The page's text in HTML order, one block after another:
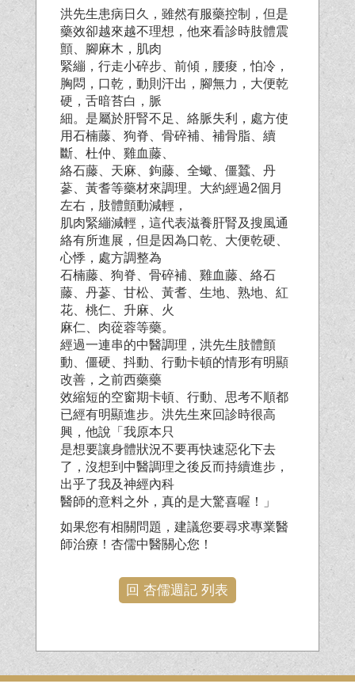
洪先生患病日久，雖然有服藥控制，但是
藥效卻越來越不理想，他來看診時肢體震
顫、腳麻木，肌肉
緊繃，行走小碎步、前傾，腰痠，怕冷，
胸悶，口乾，動則汗出，腳無力，大便乾
硬，舌暗苔白，脈
細。是屬於肝腎不足、絡脈失利，處方使
用石楠藤、狗脊、骨碎補、補骨脂、續
斷、杜仲、雞血藤、
絡石藤、天麻、鉤藤、全蠍、僵蠶、丹
蔘、黃耆等藥材來調理。大約經過2個月
左右，肢體顫動減輕，
肌肉緊繃減輕，這代表滋養肝腎及搜風通
絡有所進展，但是因為口乾、大便乾硬、
心悸，處方調整為
石楠藤、狗脊、骨碎補、雞血藤、絡石
藤、丹蔘、甘松、黃耆、生地、熟地、紅
花、桃仁、升麻、火
麻仁、肉蓯蓉等藥。
經過一連串的中醫調理，洪先生肢體顫
動、僵硬、抖動、行動卡頓的情形有明顯
改善，之前西藥藥
效縮短的空窗期卡頓、行動、思考不順都
已經有明顯進步。洪先生來回診時很高
興，他說「我原本只
是想要讓身體狀況不要再快速惡化下去
了，沒想到中醫調理之後反而持續進步，
出乎了我及神經內科
醫師的意料之外，真的是大驚喜喔！」
如果您有相關問題，建議您要尋求專業醫
師治療！杏儒中醫關心您！
回 杏儒週記 列表